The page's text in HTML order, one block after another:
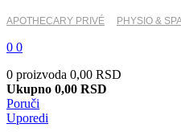
APOTHECARY PRIVÉ PHYSIO &
0 0
0 proizvoda 0,00 RSD
Ukupno 0,00 RSD
Poruči
Uporedi